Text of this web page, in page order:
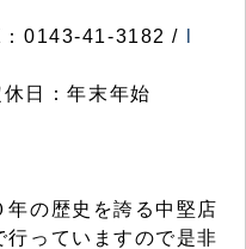
0143-41-3182 /
日：年末年始
の歴史を誇る中堅店
っていますので是非